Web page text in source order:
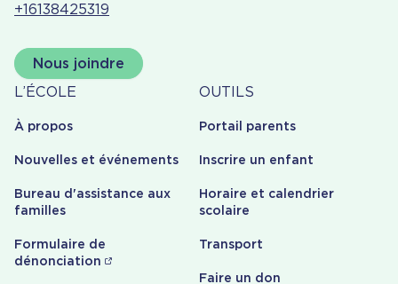
+16138425319
Nous joindre
À
propos
L’ÉCOLE
À propos
Nouvelles et événements
Bureau d'assistance aux
familles
Formulaire de
dénonciation
Outils
OUTILS
Portail parents
Inscrire un enfant
Horaire et calendrier
scolaire
Transport
Faire un don